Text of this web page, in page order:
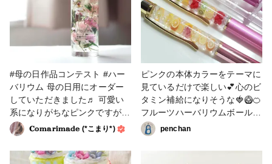
#母の日作品コンテスト #ハー
バリウム 母の日用にオーダー
していただきました♬ 可愛い
系になりがちなピンクですがボ
タニカルを取り入れて大人っぽ
く仕上げています☺️
𝐂𝕠𝕞𝕒𝕣𝕚𝕞𝕒𝕕𝕖 (*こまり*)
ピンクの本体カラーをテーマに
見ているだけで楽しい💕心のビ
タミン補給になりそうな🍓🥝🍊
フルーツハーバリウムボールペ
ンを制作しました。プレゼント
に最適です(*^^*) #母の日作品
コンテスト #ハーバリウム #ハ
penchan